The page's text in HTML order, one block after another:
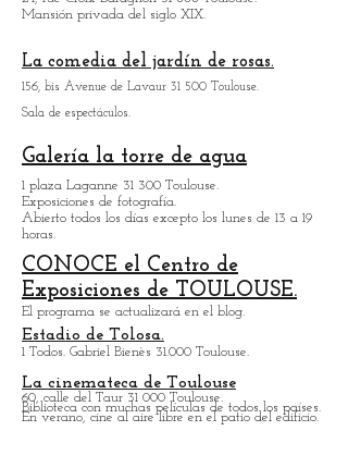
1, rue de Périgord 31 000 Toulouse
24, rue Croix Baragnon 31 000 Toulouse.
Mansión privada del siglo XIX.
La comedia del jardín de rosas.
Sala de espectáculos.
Galería la torre de agua
1 plaza Laganne 31 300 Toulouse.
Exposiciones de fotografía.
Abierto todos los días excepto los lunes de 13 a 19
horas.
CONOCE el Centro de
Exposiciones de TOULOUSE.
El programa se actualizará en el blog.
Estadio de Tolosa.
1 Todos. Gabriel Bienès 31.000 Toulouse.